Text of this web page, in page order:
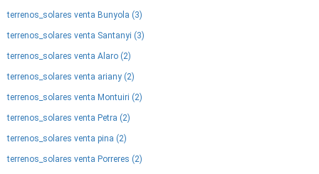
terrenos_solares venta Bunyola (3)
terrenos_solares venta Santanyi (3)
terrenos_solares venta Alaro (2)
terrenos_solares venta ariany (2)
terrenos_solares venta Montuiri (2)
terrenos_solares venta Petra (2)
terrenos_solares venta pina (2)
terrenos_solares venta Porreres (2)